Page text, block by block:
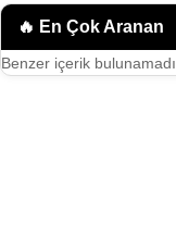
🔥 En Çok Aranan
Benzer içerik bulunamadı.